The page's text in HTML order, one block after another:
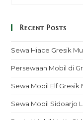
Recent Posts
Sewa Hiace Gresik
Persewaan Mobil di
Sewa Mobil Elf Gresik
Sewa Mobil Sidoarjo